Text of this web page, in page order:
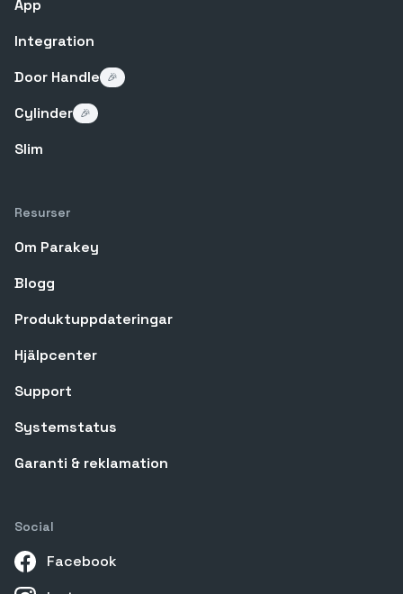
App
Integration
Door Handle
🎉
Cylinder 🎉
Slim
Resurser
Om Parakey
Blogg
Produktuppdateringar
Hjälpcenter
Support
Systemstatus
Garanti & reklamation
Social
Facebook